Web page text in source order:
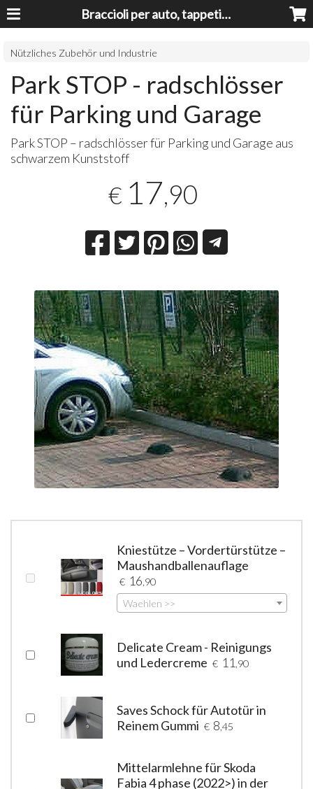
Braccioli per auto, tappeti auto, accessori auto MADE IN ITALY - Armrests, Mittelarmlehnen, Accoundoirs
Nützliches Zubehör und Industrie
Park STOP - radschlösser
für Parking und Garage
ParkSTOP – radschlösser für Parking und Garage aus
schwarzem Kunststoff
€ 17,90
Kniestütze – Vordertürstütze –
Maushandballenauflage
€ 16 ,90
Waehlen >>
Delicate Cream - Reinigungs
und Ledercreme € 11 ,90
Saves Schock für Autotür in
Reinem Gummi € 8 ,45
Mittelarmlehne für Skoda
Fabia 4 phase (2022>) in der